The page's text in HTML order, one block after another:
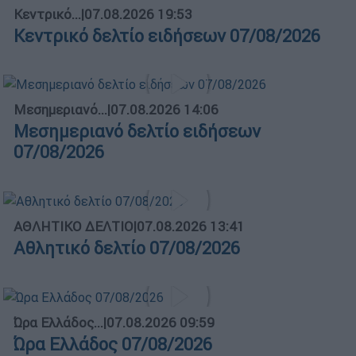
Κεντρικό...|07.08.2026 19:53
Κεντρικό δελτίο ειδήσεων 07/08/2026
Μεσημεριανό...|07.08.2026 14:06
Μεσημεριανό δελτίο ειδήσεων
07/08/2026
ΑΘΛΗΤΙΚΟ ΔΕΛΤΙΟ|07.08.2026 13:41
Αθλητικό δελτίο 07/08/2026
Ώρα Ελλάδος...|07.08.2026 09:59
Ώρα Ελλάδος 07/08/2026